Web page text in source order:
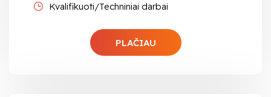
Kvalifikuoti/Techniniai darbai
PLAČIAU